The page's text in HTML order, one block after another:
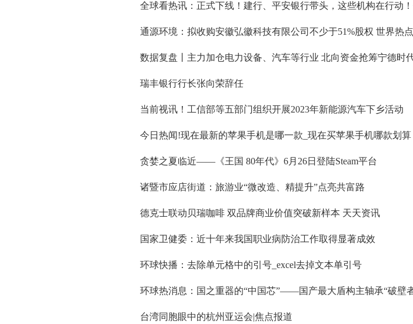
全球看热讯：正式下线！建行、平安银行带头，这些机构在行动
通源环境：拟收购安徽弘徽科技有限公司不少于51%股权 世界热点
数据复盘丨主力加仓电力设备、汽车等行业 北向资金抢筹宁德时
瑞丰银行行长张向荣辞任
当前视讯！工信部等五部门组织开展2023年新能源汽车下乡活动
今日热闻!现在最新的苹果手机是哪一款_现在买苹果手机哪款划算
贪婪之夏临近——《王国 80年代》6月26日登陆Steam平台
诸暨市应店街道：旅游业“微改造、精提升”点亮共富路
德克士联动贝瑞咖啡 双品牌商业价值突破新样本 天天资讯
国家卫健委：近十年来我国职业病防治工作取得显著成效
环球快播：去除单元格中的引号_excel去掉文本单引号
环球热消息：国之重器的“中国芯”——国产最大盾构主轴承“破壁
台湾同胞眼中的杭州亚运会|焦点报道